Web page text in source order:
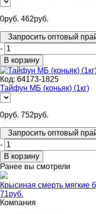
0руб. 462руб.
Запросить оптовый
-
В корзину
Код: 64173-1825
Тайфун МБ (коньяк) (1кг)
0руб. 752руб.
Запросить оптовый
-
В корзину
Ранее вы смотрели
Крысиная смерть мягкие
71руб.
Компания